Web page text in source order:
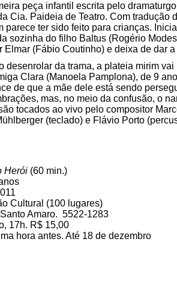
peça infantil escrita pelo
Cia. Paideia de Teatro. Com
parece ter sido feito para crianças.
sozinha do filho Baltus (Rogério
Elmar (Fábio Coutinho) e deixa de dar
desenrolar da trama, a plateia mirim
Clara (Manoela Pamplona), de 9
de que a mãe dele está sendo
mas, no meio da confusão, o
tocados ao vivo pelo compositor
(teclado) e Flávio Porto
Herói (60 min.)
Cultural (100 lugares)
Amaro. 5522-1283
17h. R$ 15,00
hora antes. Até 18 de dezembro